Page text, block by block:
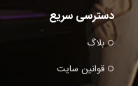
دسترسی سریع
بلاگ
قوانین سایت